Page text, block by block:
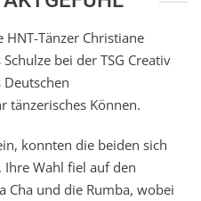
Tänzer Christiane
bei der TSG Creativ
tänzerisches Können.
konnten die beiden sich
Wahl fiel auf den
Cha und die Rumba, wobei